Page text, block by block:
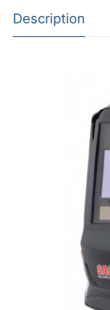
Description